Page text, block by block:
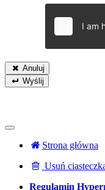
Anuluj
Wyślij
Strona główna
Usuń
Regulamin